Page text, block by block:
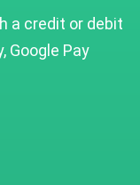
a credit or debit
Google Pay